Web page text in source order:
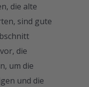
die alte
sind gute
die
um die
und die